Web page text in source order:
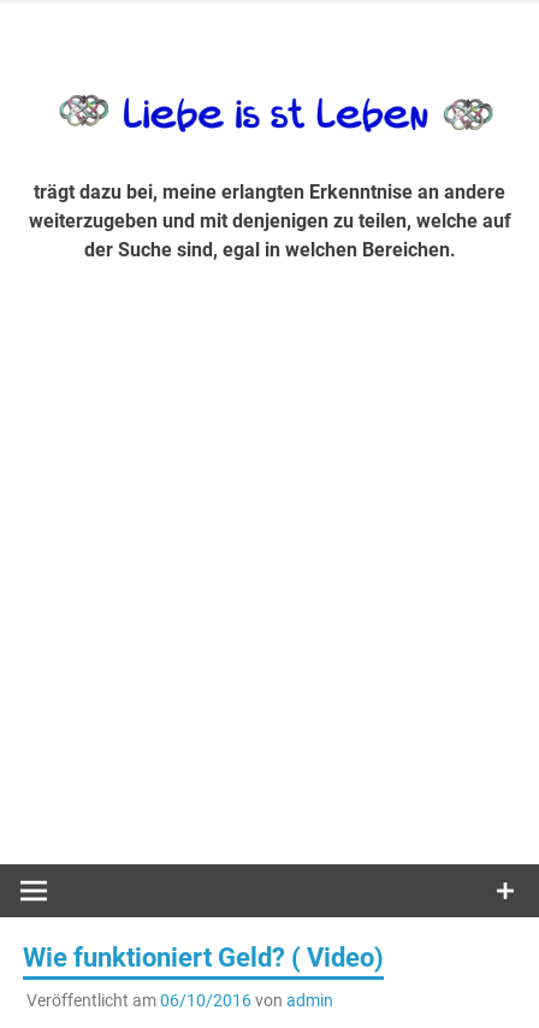
Suche sind, egal in welchen Bereichen.
trägt dazu bei, meine erlangten Erkenntnise an andere
weiterzugeben und mit denjenigen zu teilen, welche auf
der Suche sind, egal in welchen Bereichen.
Wie funktioniert Geld? ( Video)
Veröffentlicht am06/10/2016von admin